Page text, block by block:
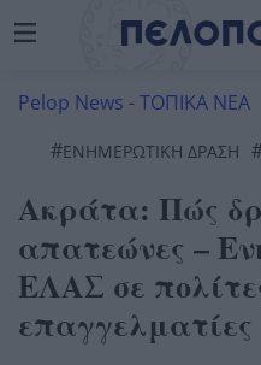
Pelop News -ΤΟΠΙΚΑ ΝΕΑ
#ΕΝΗΜΕΡΩΤΙΚΗ ΔΡΑΣΗ
Ακράτα: Πώς
απατεώνες –
ΕΛΑΣ σε
επαγγελματίες